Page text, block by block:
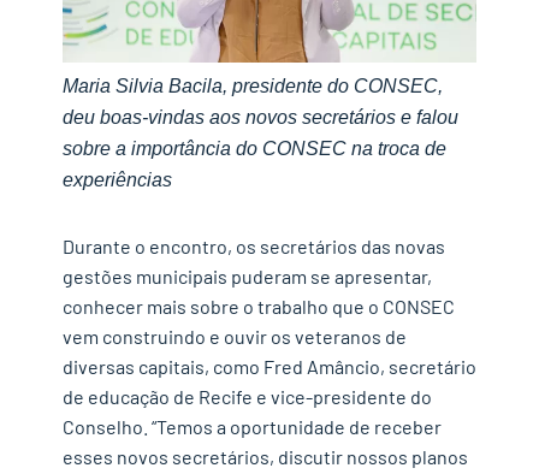
Maria Silvia Bacila, presidente do CONSEC,
deu boas-vindas aos novos secretários e falou
sobre a importância do CONSEC na troca de
experiências
Durante o encontro, os secretários das novas
gestões municipais puderam se apresentar,
conhecer mais sobre o trabalho que o CONSEC
vem construindo e ouvir os veteranos de
diversas capitais, como Fred Amâncio, secretário
de educação de Recife e vice-presidente do
Conselho. “Temos a oportunidade de receber
esses novos secretários, discutir nossos planos